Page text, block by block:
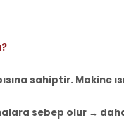
sahiptir. Makine
sebep olur →